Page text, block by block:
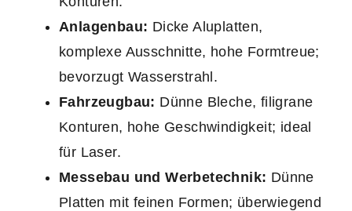
Anlagenbau: Dicke Aluplatten,
komplexe Ausschnitte, hohe Formtreue;
bevorzugt Wasserstrahl.
Fahrzeugbau: Dünne Bleche, filigrane
Konturen, hohe Geschwindigkeit; ideal
für Laser.
Messebau und Werbetechnik: Dünne
Platten mit feinen Formen; überwiegend